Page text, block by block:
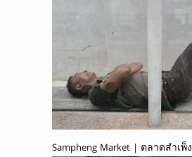
Sampheng Market | ตลาดสำเพ็ง